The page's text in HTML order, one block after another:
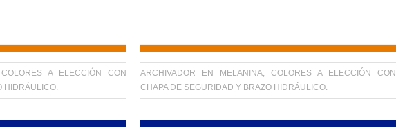
A ELECCIÓN CON
HIDRÁULICO.
ARCHIVADOR EN MELANINA, COLORES A ELECCIÓN CON
CHAPA DE SEGURIDAD Y BRAZO HIDRÁULICO.